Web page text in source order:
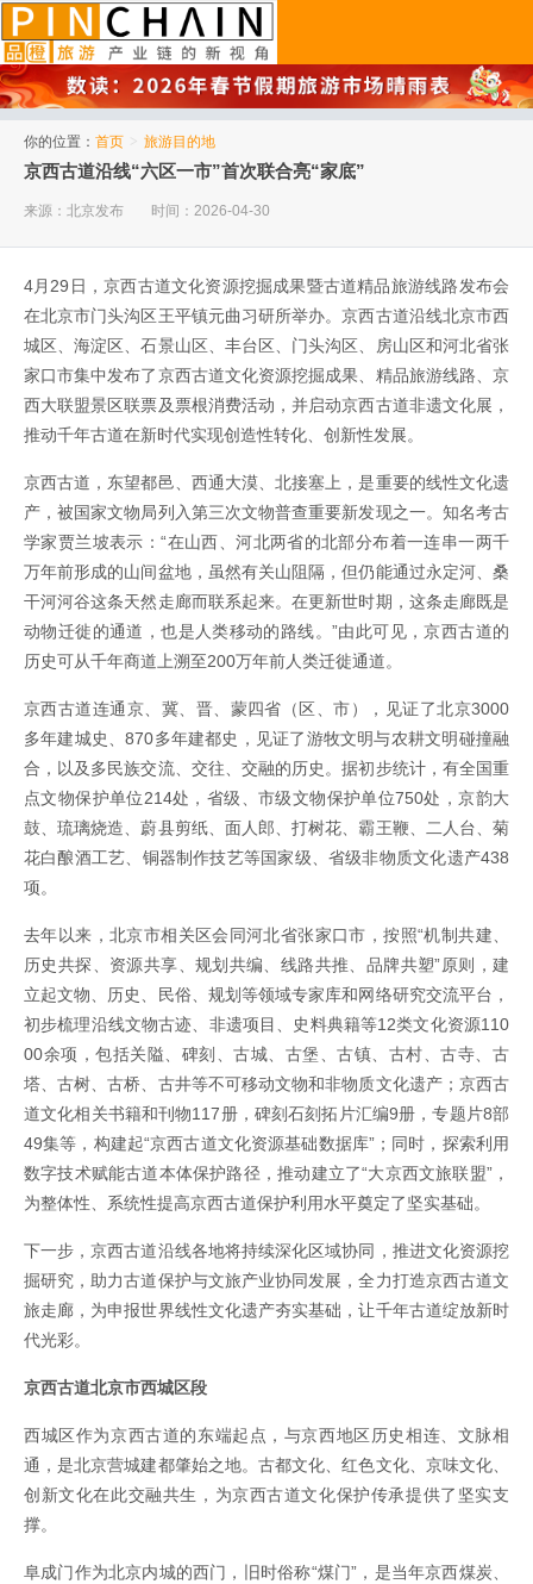
你的位置： 首页 > 旅游目的地
京西古道沿线“六区一市”首次联合亮“家底”
来源：北京发布 时间：2026-04-30
4月29日，京西古道文化资源挖掘成果暨古道精品旅游线路发布会
在北京市门头沟区王平镇元曲习研所举办。京西古道沿线北京市西
城区、海淀区、石景山区、丰台区、门头沟区、房山区和河北省张
家口市集中发布了京西古道文化资源挖掘成果、精品旅游线路、京
西大联盟景区联票及票根消费活动，并启动京西古道非遗文化展，
推动千年古道在新时代实现创造性转化、创新性发展。
京西古道，东望都邑、西通大漠、北接塞上，是重要的线性文化遗
产，被国家文物局列入第三次文物普查重要新发现之一。知名考古
学家贾兰坡表示：“在山西、河北两省的北部分布着一连串一两千
万年前形成的山间盆地，虽然有关山阻隔，但仍能通过永定河、桑
干河河谷这条天然走廊而联系起来。在更新世时期，这条走廊既是
动物迁徙的通道，也是人类移动的路线。”由此可见，京西古道的
历史可从千年商道上溯至200万年前人类迁徙通道。
京西古道连通京、冀、晋、蒙四省（区、市），见证了北京3000
多年建城史、870多年建都史，见证了游牧文明与农耕文明碰撞融
合，以及多民族交流、交往、交融的历史。据初步统计，有全国重
点文物保护单位214处，省级、市级文物保护单位750处，京韵大
鼓、琉璃烧造、蔚县剪纸、面人郎、打树花、霸王鞭、二人台、菊
花白酿酒工艺、铜器制作技艺等国家级、省级非物质文化遗产438
项。
去年以来，北京市相关区会同河北省张家口市，按照“机制共建、
历史共探、资源共享、规划共编、线路共推、品牌共塑”原则，建
立起文物、历史、民俗、规划等领域专家库和网络研究交流平台，
初步梳理沿线文物古迹、非遗项目、史料典籍等12类文化资源110
00余项，包括关隘、碑刻、古城、古堡、古镇、古村、古寺、古
塔、古树、古桥、古井等不可移动文物和非物质文化遗产；京西古
道文化相关书籍和刊物117册，碑刻石刻拓片汇编9册，专题片8部
49集等，构建起“京西古道文化资源基础数据库”；同时，探索利用
数字技术赋能古道本体保护路径，推动建立了“大京西文旅联盟”，
为整体性、系统性提高京西古道保护利用水平奠定了坚实基础。
下一步，京西古道沿线各地将持续深化区域协同，推进文化资源挖
掘研究，助力古道保护与文旅产业协同发展，全力打造京西古道文
旅走廊，为申报世界线性文化遗产夯实基础，让千年古道绽放新时
代光彩。
京西古道北京市西城区段
西城区作为京西古道的东端起点，与京西地区历史相连、文脉相
通，是北京营城建都肇始之地。古都文化、红色文化、京味文化、
创新文化在此交融共生，为京西古道文化保护传承提供了坚实支
撑。
阜成门作为北京内城的西门，旧时俗称“煤门”，是当年京西煤炭、